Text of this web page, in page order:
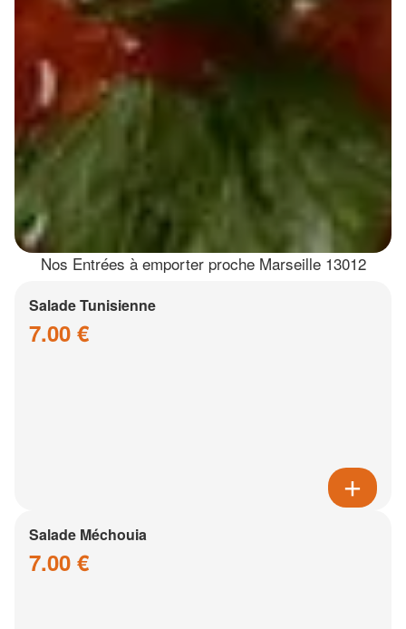
Nos Entrées à emporter proche Marseille 13012
Salade Tunisienne
7.00 €
Salade Méchouia
7.00 €